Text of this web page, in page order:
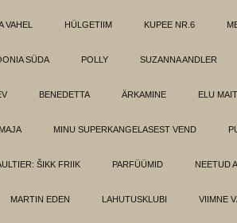
VAHEL HÜLGETIIM KUPEE NR.6
SÜDA POLLY SUZANNA ANDLER
BENEDETTA ÄRKAMINE ELU
MINU SUPERKANGELASEST VEND
ŠIKK FRIIK PARFÜÜMID NEETUD
MARTIN EDEN LAHUTUSKLUBI VIIMNE